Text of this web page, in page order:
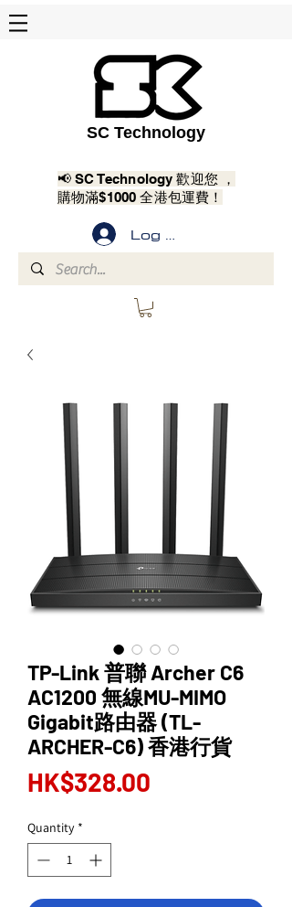
SC Technology
📢 SC Technology 歡迎您 ，
購物滿$1000 全港包運費！
Log In
TP-Link 普聯 Archer C6
AC1200 無線MU-MIMO
Gigabit路由器 (TL-
ARCHER-C6) 香港行貨
HK$328.00
Quantity *